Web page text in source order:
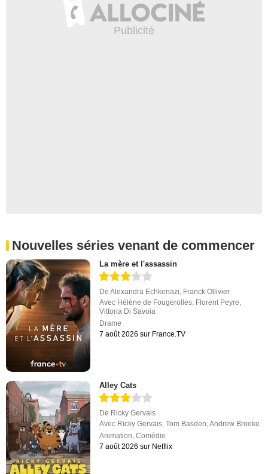
Nouvelles séries venant de commencer
La mère et l'assassin
DeAlexandra Echkenazi Franck Ollivier
Avec Hélène de Fougerolles Florent Peyre
Vittoria Di Savoia
Drame
7 août 2026 sur France.TV
Alley Cats
De Ricky Gervais
Avec Ricky Gervais,Tom Basden,Andrew Brooke
Animation,Comédie
7 août 2026 sur Netflix